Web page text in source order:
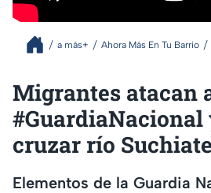
a más+ Ahora Más En Tu Barrio
Migrantes atacan
cruzar río
Elementos de la Guardia